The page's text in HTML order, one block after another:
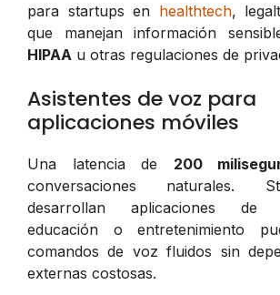
para startups en healthtech,
que manejan información
HIPAA u otras regulaciones de
Asistentes de voz para
aplicaciones móviles
Una latencia de 200
conversaciones naturales.
desarrollan aplicaciones de
educación o entretenimiento
comandos de voz fluidos sin
externas costosas.